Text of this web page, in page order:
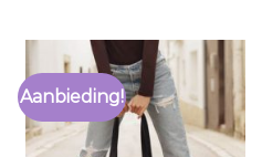
Aanbieding!